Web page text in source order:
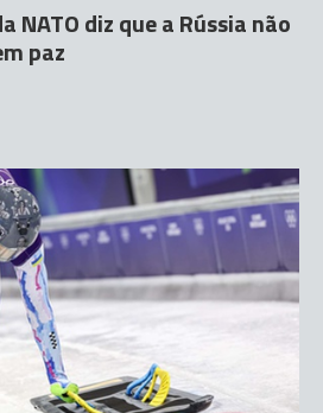
NATO diz que a Rússia não
paz